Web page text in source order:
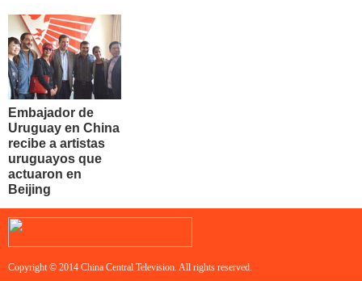
Embajador de
Uruguay en China
recibe a artistas
uruguayos que
actuaron en
Beijing
Copyright © 2014 China Central Television. All rights reserved.